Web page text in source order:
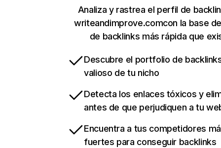
Analiza y rastrea el perfil de
writeandimprove.comcon la base
de backlinks más rápida que
Descubre el portfolio de
valioso de tu nicho
Detecta los enlaces tóxicos y
antes de que perjudiquen a tu
Encuentra a tus competidores
fuertes para conseguir backlinks